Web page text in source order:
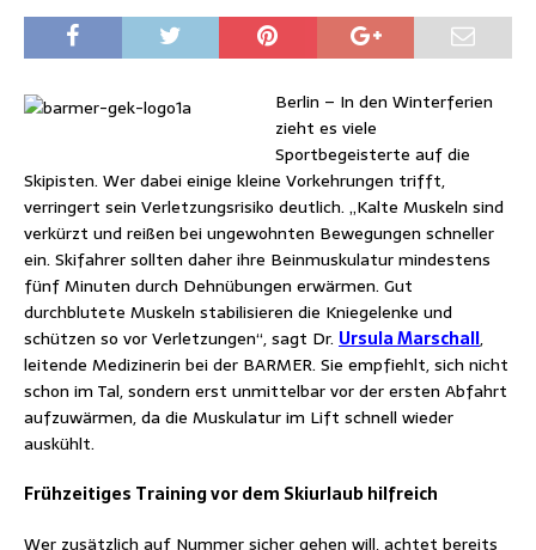
Berlin – In den Winterferien
zieht es viele
Sportbegeisterte auf die
Skipisten. Wer dabei einige kleine Vorkehrungen trifft,
verringert sein Verletzungsrisiko deutlich. „Kalte Muskeln sind
verkürzt und reißen bei ungewohnten Bewegungen schneller
ein. Skifahrer sollten daher ihre Beinmuskulatur mindestens
fünf Minuten durch Dehnübungen erwärmen. Gut
durchblutete Muskeln stabilisieren die Kniegelenke und
schützen so vor Verletzungen“, sagt Dr. Ursula Marschall,
leitende Medizinerin bei der BARMER. Sie empfiehlt, sich nicht
schon im Tal, sondern erst unmittelbar vor der ersten Abfahrt
aufzuwärmen, da die Muskulatur im Lift schnell wieder
auskühlt.
Frühzeitiges Training vor dem Skiurlaub hilfreich
Wer zusätzlich auf Nummer sicher gehen will, achtet bereits